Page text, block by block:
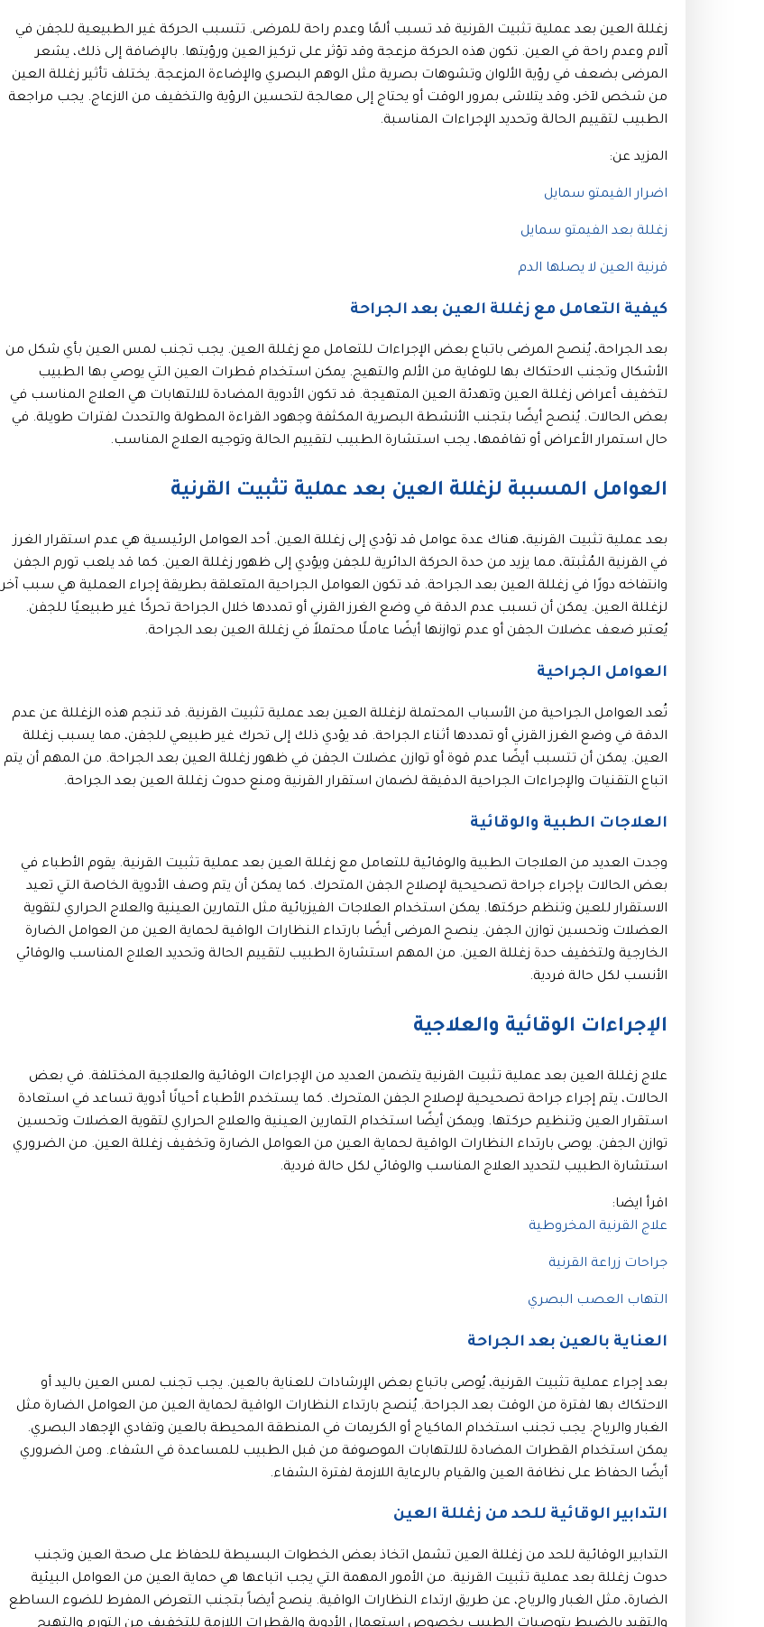
زغللة العين بعد عملية تثبيت القرنية قد تسبب ألمًا وعدم راحة للمرضى. تتسبب الحركة غير الطبيعية للجفن في
آلام وعدم راحة في العين. تكون هذه الحركة مزعجة وقد تؤثر على تركيز العين ورؤيتها. بالإضافة إلى ذلك، يشعر
المرضى بضعف في رؤية الألوان وتشوهات بصرية مثل الوهم البصري والإضاءة المزعجة. يختلف تأثير زغللة العين
من شخص لآخر، وقد يتلاشى بمرور الوقت أو يحتاج إلى معالجة لتحسين الرؤية والتخفيف من الازعاج. يجب مراجعة
الطبيب لتقييم الحالة وتحديد الإجراءات المناسبة.
المزيد عن:
اضرار الفيمتو سمايل
زغللة بعد الفيمتو سمايل
قرنية العين لا يصلها الدم
كيفية التعامل مع زغللة العين بعد الجراحة
بعد الجراحة، يُنصح المرضى باتباع بعض الإجراءات للتعامل مع زغللة العين. يجب تجنب لمس العين بأي شكل من
الأشكال وتجنب الاحتكاك بها للوقاية من الألم والتهيج. يمكن استخدام قطرات العين التي يوصي بها الطبيب
لتخفيف أعراض زغللة العين وتهدئة العين المتهيجة. قد تكون الأدوية المضادة للالتهابات هي العلاج المناسب في
بعض الحالات. يُنصح أيضًا بتجنب الأنشطة البصرية المكثفة وجهود القراءة المطولة والتحدث لفترات طويلة. في
حال استمرار الأعراض أو تفاقمها، يجب استشارة الطبيب لتقييم الحالة وتوجيه العلاج المناسب.
العوامل المسببة لزغللة العين بعد عملية تثبيت القرنية
بعد عملية تثبيت القرنية، هناك عدة عوامل قد تؤدي إلى زغللة العين. أحد العوامل الرئيسية هي عدم استقرار الغرز
في القرنية المُثبتة، مما يزيد من حدة الحركة الدائرية للجفن ويؤدي إلى ظهور زغللة العين. كما قد يلعب تورم الجفن
وانتفاخه دورًا في زغللة العين بعد الجراحة. قد تكون العوامل الجراحية المتعلقة بطريقة إجراء العملية هي سبب آخر
لزغللة العين. يمكن أن تسبب عدم الدقة في وضع الغرز القرني أو تمددها خلال الجراحة تحركًا غير طبيعيًا للجفن.
يُعتبر ضعف عضلات الجفن أو عدم توازنها أيضًا عاملًا محتملاً في زغللة العين بعد الجراحة.
العوامل الجراحية
تُعد العوامل الجراحية من الأسباب المحتملة لزغللة العين بعد عملية تثبيت القرنية. قد تنجم هذه الزغللة عن عدم
الدقة في وضع الغرز القرني أو تمددها أثناء الجراحة. قد يؤدي ذلك إلى تحرك غير طبيعي للجفن، مما يسبب زغللة
العين. يمكن أن تتسبب أيضًا عدم قوة أو توازن عضلات الجفن في ظهور زغللة العين بعد الجراحة. من المهم أن يتم
اتباع التقنيات والإجراءات الجراحية الدقيقة لضمان استقرار القرنية ومنع حدوث زغللة العين بعد الجراحة.
العلاجات الطبية والوقائية
وجدت العديد من العلاجات الطبية والوقائية للتعامل مع زغللة العين بعد عملية تثبيت القرنية. يقوم الأطباء في
بعض الحالات بإجراء جراحة تصحيحية لإصلاح الجفن المتحرك. كما يمكن أن يتم وصف الأدوية الخاصة التي تعيد
الاستقرار للعين وتنظم حركتها. يمكن استخدام العلاجات الفيزيائية مثل التمارين العينية والعلاج الحراري لتقوية
العضلات وتحسين توازن الجفن. ينصح المرضى أيضًا بارتداء النظارات الواقية لحماية العين من العوامل الضارة
الخارجية ولتخفيف حدة زغللة العين. من المهم استشارة الطبيب لتقييم الحالة وتحديد العلاج المناسب والوقائي
الأنسب لكل حالة فردية.
الإجراءات الوقائية والعلاجية
علاج زغللة العين بعد عملية تثبيت القرنية يتضمن العديد من الإجراءات الوقائية والعلاجية المختلفة. في بعض
الحالات، يتم إجراء جراحة تصحيحية لإصلاح الجفن المتحرك. كما يستخدم الأطباء أحيانًا أدوية تساعد في استعادة
استقرار العين وتنظيم حركتها. ويمكن أيضًا استخدام التمارين العينية والعلاج الحراري لتقوية العضلات وتحسين
توازن الجفن. يوصى بارتداء النظارات الواقية لحماية العين من العوامل الضارة وتخفيف زغللة العين. من الضروري
استشارة الطبيب لتحديد العلاج المناسب والوقائي لكل حالة فردية.
اقرأ ايضا:
علاج القرنية المخروطية
جراحات زراعة القرنية
التهاب العصب البصري
العناية بالعين بعد الجراحة
بعد إجراء عملية تثبيت القرنية، يُوصى باتباع بعض الإرشادات للعناية بالعين. يجب تجنب لمس العين باليد أو
الاحتكاك بها لفترة من الوقت بعد الجراحة. يُنصح بارتداء النظارات الواقية لحماية العين من العوامل الضارة مثل
الغبار والرياح. يجب تجنب استخدام الماكياج أو الكريمات في المنطقة المحيطة بالعين وتفادي الإجهاد البصري.
يمكن استخدام القطرات المضادة للالتهابات الموصوفة من قبل الطبيب للمساعدة في الشفاء. ومن الضروري
أيضًا الحفاظ على نظافة العين والقيام بالرعاية اللازمة لفترة الشفاء.
التدابير الوقائية للحد من زغللة العين
التدابير الوقائية للحد من زغللة العين تشمل اتخاذ بعض الخطوات البسيطة للحفاظ على صحة العين وتجنب
حدوث زغللة بعد عملية تثبيت القرنية. من الأمور المهمة التي يجب اتباعها هي حماية العين من العوامل البيئية
الضارة، مثل الغبار والرياح، عن طريق ارتداء النظارات الواقية. ينصح أيضاً بتجنب التعرض المفرط للضوء الساطع